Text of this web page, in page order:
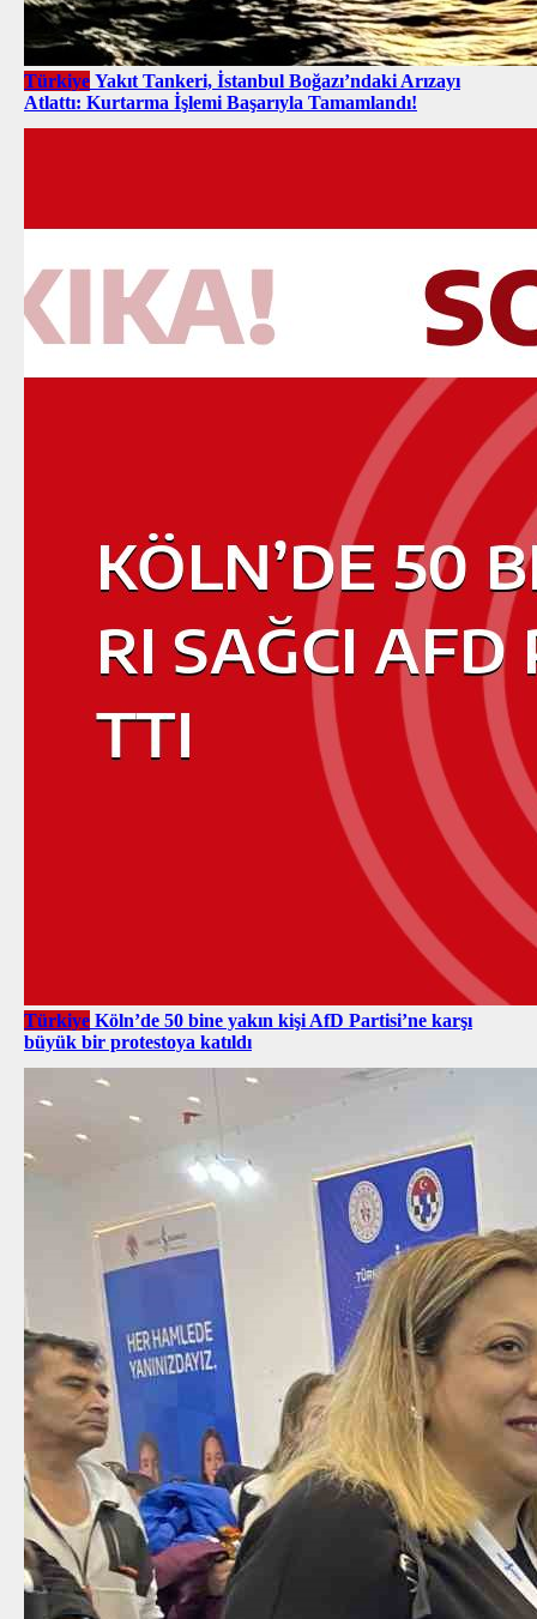
Türkiye Yakıt Tankeri, İstanbul Boğazı’ndaki Arızayı
Atlattı: Kurtarma İşlemi Başarıyla Tamamlandı!
Türkiye Köln’de 50 bine yakın kişi AfD Partisi’ne karşı
büyük bir protestoya katıldı